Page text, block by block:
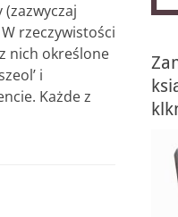
rzeczywistości
nich określone
i
Każde z